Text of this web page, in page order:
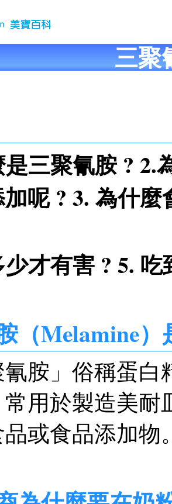
三聚
三聚氰胺 ? 2.
呢 ? 3. 為什
才有害 ? 5.
（Melamine）
氰胺」俗稱蛋
常用於製造美
或食品添加物